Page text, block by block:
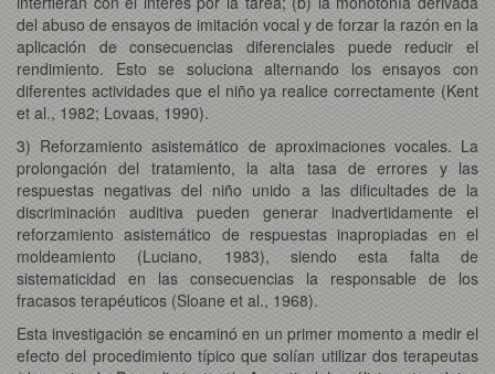
del abuso de ensayos de imitación vocal y de forzar la razón en la
aplicación de consecuencias diferenciales puede reducir el
rendimiento. Esto se soluciona alternando los ensayos con
diferentes actividades que el niño ya realice correctamente (Kent
et al., 1982; Lovaas, 1990).
3) Reforzamiento asistemático de aproximaciones vocales. La
prolongación del tratamiento, la alta tasa de errores y las
respuestas negativas del niño unido a las dificultades de la
discriminación auditiva pueden generar inadvertidamente el
reforzamiento asistemático de respuestas inapropiadas en el
moldeamiento (Luciano, 1983), siendo esta falta de
sistematicidad en las consecuencias la responsable de los
fracasos terapéuticos (Sloane et al., 1968).
Esta investigación se encaminó en un primer momento a medir el
efecto del procedimiento típico que solían utilizar dos terapeutas